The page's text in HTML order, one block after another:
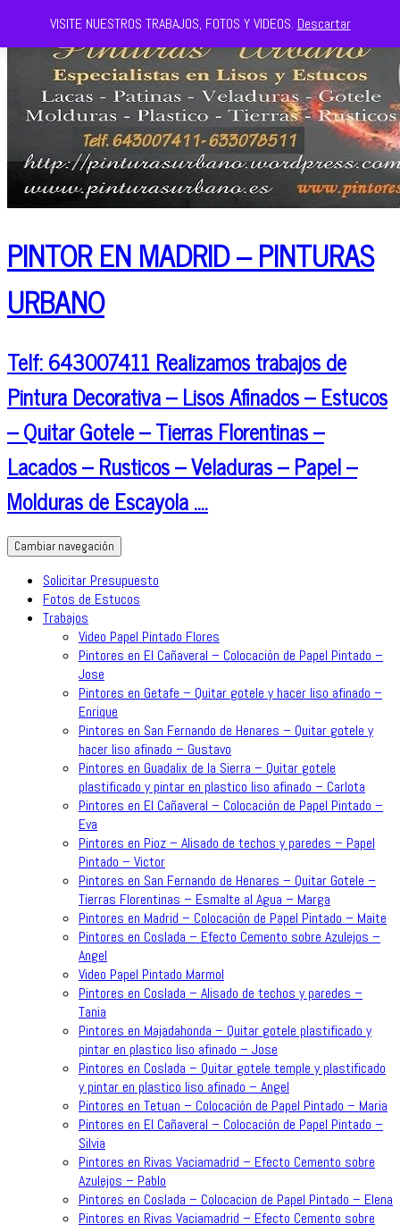
PINTOR EN MADRID – PINTURAS
URBANO
Telf: 643007411 Realizamos trabajos de
Pintura Decorativa – Lisos Afinados – Estucos
– Quitar Gotele – Tierras Florentinas –
Lacados – Rusticos – Veladuras – Papel –
Molduras de Escayola ….
Cambiar navegación
Solicitar Presupuesto
Fotos de Estucos
Trabajos
Video Papel Pintado Flores
Pintores en El Cañaveral – Colocación de Papel Pintado –
Jose
Pintores en Getafe – Quitar gotele y hacer liso afinado –
Enrique
Pintores en San Fernando de Henares – Quitar gotele y
hacer liso afinado – Gustavo
Pintores en Guadalix de la Sierra – Quitar gotele
plastificado y pintar en plastico liso afinado – Carlota
Pintores en El Cañaveral – Colocación de Papel Pintado –
Eva
Pintores en Pioz – Alisado de techos y paredes – Papel
Pintado – Victor
Pintores en San Fernando de Henares – Quitar Gotele –
Tierras Florentinas – Esmalte al Agua – Marga
Pintores en Madrid – Colocación de Papel Pintado – Maite
Pintores en Coslada – Efecto Cemento sobre Azulejos –
Angel
Video Papel Pintado Marmol
Pintores en Coslada – Alisado de techos y paredes –
Tania
Pintores en Majadahonda – Quitar gotele plastificado y
pintar en plastico liso afinado – Jose
Pintores en Coslada – Quitar gotele temple y plastificado
y pintar en plastico liso afinado – Angel
Pintores en Tetuan – Colocación de Papel Pintado – Maria
Pintores en El Cañaveral – Colocación de Papel Pintado –
Silvia
Pintores en Rivas Vaciamadrid – Efecto Cemento sobre
Azulejos – Pablo
Pintores en Coslada – Colocacion de Papel Pintado – Elena
Pintores en Rivas Vaciamadrid – Efecto Cemento sobre
VISITE NUESTROS TRABAJOS, FOTOS Y VIDEOS. Descartar